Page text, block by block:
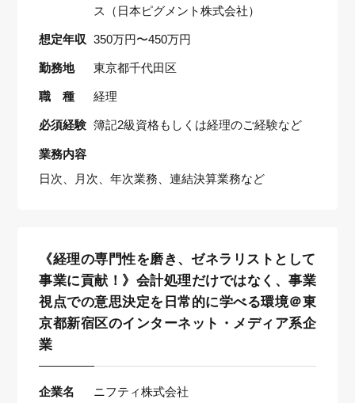
ス（日本ピグメント株式会社）
想定年収 350万円〜450万円
勤務地 東京都千代田区
職 種 経理
必須経験 簿記2級資格もしくは経理のご経験など
業務内容
日次、月次、年次業務、連結決算業務など
《経理の専門性を磨き、ゼネラリストとして
事業に貢献！》会計処理だけではなく、事業
視点での意思決定を日常的に学べる環境＠東
京都新宿区のインターネット・メディア系企
業
企業名 ニフティ株式会社